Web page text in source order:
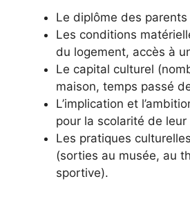
Le diplôme des
Les conditions
du logement, accès à
Le capital culturel
maison, temps passé
L’implication et
pour la scolarité de
Les pratiques
(sorties au musée, au
sportive).